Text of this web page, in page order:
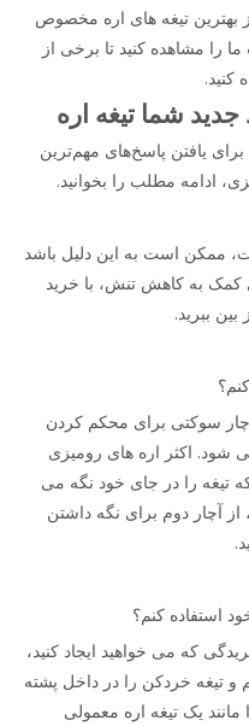
بهترین تیغه های اره مخصوص
مشاهده کنید تا برخی از
کنید.
جدید شما تیغه اره
یافتن پاسخ‌های مهم‌ترین
ادامه مطلب را بخوانید.
ممکن است به این دلیل باشد
به کاهش تنش، با خرید
ببرید.
سوکتی برای محکم کردن
شود. اکثر اره های رومیزی
تیغه را در جای خود نگه می
از آچار دوم برای نگه داشتن
استفاده کنم؟
که می خواهید ایجاد کنید،
و تیغه خردکن را در داخل پشته
مانند یک تیغه اره معمولی